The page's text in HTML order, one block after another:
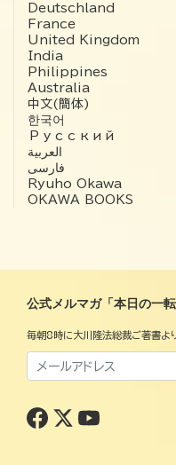
Deutschland
France
United Kingdom
India
Philippines
Australia
中文(簡体)
한국어
Русский
العربية‏
فارسی
Ryuho Okawa
OKAWA BOOKS
公式メルマガ「本日の一転
毎朝8時に大川隆法総裁ご著書よ